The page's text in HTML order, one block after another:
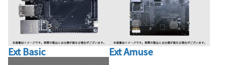
Ext Basic Ext Amuse